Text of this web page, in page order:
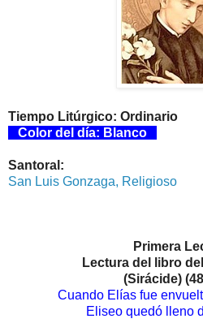
Tiempo Litúrgico: Ordinario
Color del día: Blanco
Santoral:
San Luis Gonzaga, Religioso
Primera
Lectura del libro
(Sirácide)
Cuando Elías fue
Eliseo quedó lleno